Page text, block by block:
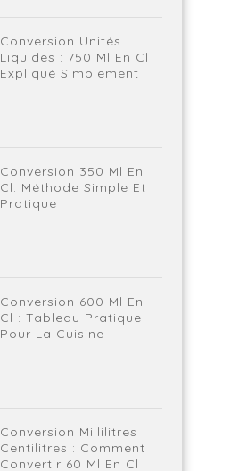
Conversion Unités
Liquides : 750 Ml En Cl
Expliqué Simplement
Conversion 350 Ml En
Cl: Méthode Simple Et
Pratique
Conversion 600 Ml En
Cl : Tableau Pratique
Pour La Cuisine
Conversion Millilitres
Centilitres : Comment
Convertir 60 Ml En Cl